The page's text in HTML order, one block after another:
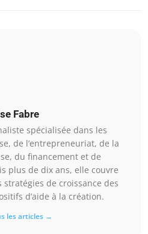
Fabre
spécialisée dans les
de l’entrepreneuriat, de la
du financement et de
plus de dix ans, elle couvre
stratégies de croissance des
d’aide à la création.
les articles →